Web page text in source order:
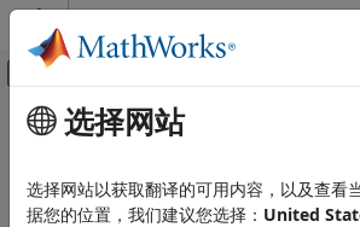
跳到内容
画布外导航菜单切换
文档主页
System Composer
主要内容
本页采用了机器翻译。点击此处可查看英
选择网站
选择网站以获取翻译的可用内容，以及查看
据您的位置，我们建议您选择： United